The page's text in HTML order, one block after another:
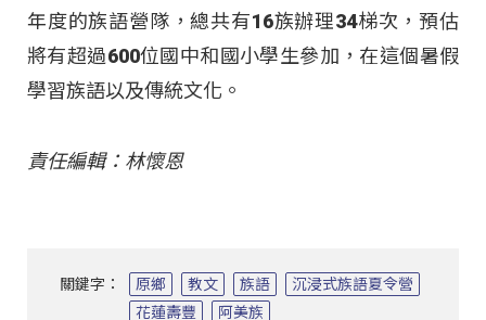
年度的族語營隊，總共有16族辦理34梯次，預估
將有超過600位國中和國小學生參加，在這個暑假
學習族語以及傳統文化。
責任編輯：林懷恩
關鍵字： 原鄉 教文 族語
沉浸式族語夏令營
花蓮壽豐
阿美族